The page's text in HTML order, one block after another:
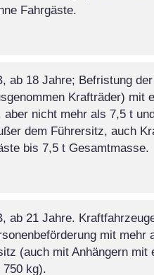
Fahrgäste.
ab 18 Jahre; Befristung
Krafträder) mit
nicht mehr als 7,5 t
dem Führersitz, auch
bis 7,5 t Gesamtmasse.
ab 21 Jahre.
mit mehr
(auch mit Anhängern mit
kg).